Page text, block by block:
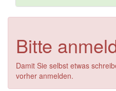
Bitte
Damit Sie selbst etwas
vorher anmelden.